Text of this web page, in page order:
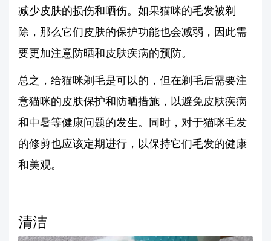
减少皮肤的损伤和晒伤。如果猫咪的毛发被剃
除，那么它们皮肤的保护功能也会减弱，因此需
要更加注意防晒和皮肤疾病的预防。
总之，给猫咪剃毛是可以的，但在剃毛后需要注
意猫咪的皮肤保护和防晒措施，以避免皮肤疾病
和中暑等健康问题的发生。同时，对于猫咪毛发
的修剪也应该定期进行，以保持它们毛发的健康
和美观。
清洁